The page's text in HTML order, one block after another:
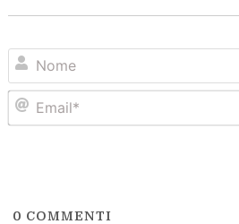
0 COMMENTI